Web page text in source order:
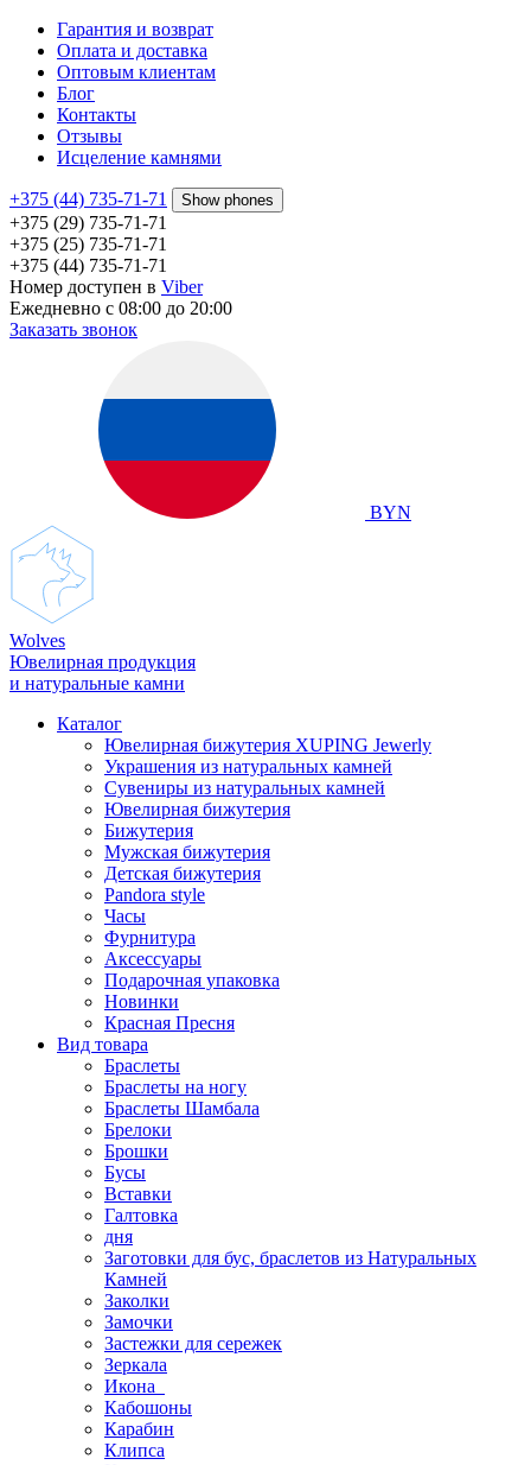
Гарантия и возврат
Оплата и доставка
Оптовым клиентам
Блог
Контакты
Отзывы
Исцеление камнями
+375 (44) 735-71-71 Show phones
+375 (29) 735-71-71
+375 (25) 735-71-71
+375 (44) 735-71-71
Номер доступен в Viber
Ежедневно с 08:00 до 20:00
Заказать звонок
BYN
Wolves
Ювелирная продукция
и натуральные камни
Каталог
Ювелирная бижутерия XUPING Jewerly
Украшения из натуральных камней
Сувениры из натуральных камней
Ювелирная бижутерия
Бижутерия
Мужская бижутерия
Детская бижутерия
Pandora style
Часы
Фурнитура
Аксеcсуары
Подарочная упаковка
Новинки
Красная Пресня
Вид товара
Браслеты
Браслеты на ногу
Браслеты Шамбала
Брелоки
Брошки
Бусы
Вставки
Галтовка
дня
Заготовки для бус, браслетов из Натуральных
Камней
Заколки
Замочки
Застежки для сережек
Зеркала
Икона
Кабошоны
Карабин
Клипса